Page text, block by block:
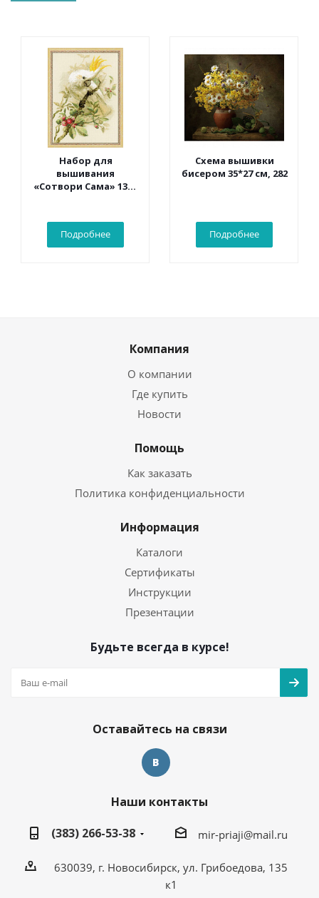
Набор для
вышивания
«Сотвори Сама» 1362
Подробнее
Схема вышивки
бисером 35*27 см, 282
Подробнее
Компания
О компании
Где купить
Новости
Помощь
Как заказать
Политика конфиденциальности
Информация
Каталоги
Сертификаты
Инструкции
Презентации
Будьте всегда в курсе!
Оставайтесь на связи
Наши контакты
(383) 266-53-38
mir-priaji@mail.ru
630039, г. Новосибирск, ул. Грибоедова, 135
к1